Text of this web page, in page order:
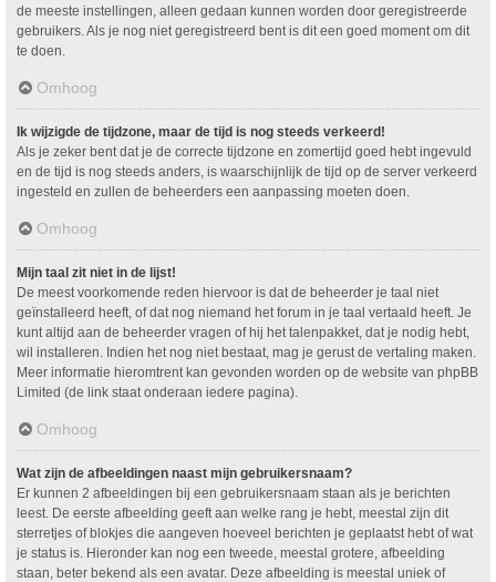
de meeste instellingen, alleen gedaan kunnen worden door geregistreerde
gebruikers. Als je nog niet geregistreerd bent is dit een goed moment om dit
te doen.
Omhoog
Ik wijzigde de tijdzone, maar de tijd is nog steeds verkeerd!
Als je zeker bent dat je de correcte tijdzone en zomertijd goed hebt ingevuld
en de tijd is nog steeds anders, is waarschijnlijk de tijd op de server verkeerd
ingesteld en zullen de beheerders een aanpassing moeten doen.
Omhoog
Mijn taal zit niet in de lijst!
De meest voorkomende reden hiervoor is dat de beheerder je taal niet
geïnstalleerd heeft, of dat nog niemand het forum in je taal vertaald heeft. Je
kunt altijd aan de beheerder vragen of hij het talenpakket, dat je nodig hebt,
wil installeren. Indien het nog niet bestaat, mag je gerust de vertaling maken.
Meer informatie hieromtrent kan gevonden worden op de website van phpBB
Limited (de link staat onderaan iedere pagina).
Omhoog
Wat zijn de afbeeldingen naast mijn gebruikersnaam?
Er kunnen 2 afbeeldingen bij een gebruikersnaam staan als je berichten
leest. De eerste afbeelding geeft aan welke rang je hebt, meestal zijn dit
sterretjes of blokjes die aangeven hoeveel berichten je geplaatst hebt of wat
je status is. Hieronder kan nog een tweede, meestal grotere, afbeelding
staan, beter bekend als een avatar. Deze afbeelding is meestal uniek of